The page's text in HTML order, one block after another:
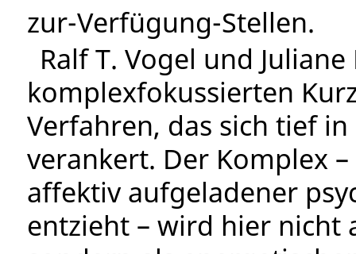
zur-Verfügung-Stellen.
Ralf T. Vogel und
komplexfokussierten
Verfahren, das sich tief
verankert. Der Komplex
affektiv aufgeladener
entzieht – wird hier nicht